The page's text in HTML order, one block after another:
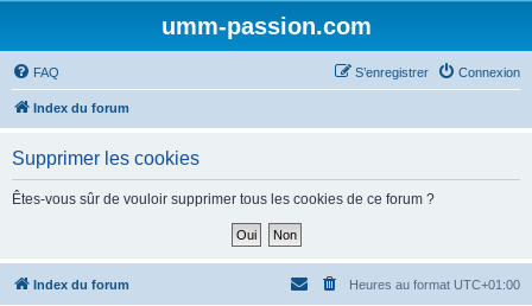
umm-passion.com
FAQ Connexion
S’enregistrer
Index du forum
Supprimer les cookies
Êtes-vous sûr de vouloir supprimer tous les cookies de ce forum ?
Index du forum Heures au format UTC+01:00